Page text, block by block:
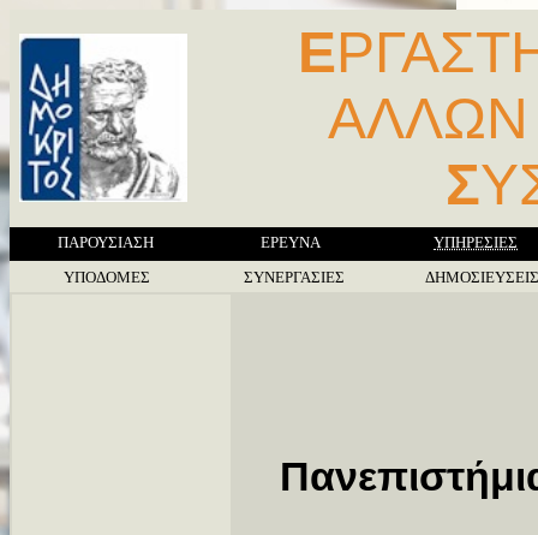
Ε
Σ
ΠΑΡΟΥΣΙΑΣΗ ΕΡΕΥΝΑ
ΥΠΗΡΕΣΙΕΣ
ΥΠΟΔΟΜΕΣ
ΣΥΝΕΡΓΑΣΙΕΣ ΔΗΜΟΣΙΕΥΣΕΙΣ